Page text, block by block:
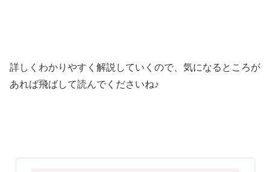
詳しくわかりやすく解説していくので、気になるところが
あれば飛ばして読んでくださいね♪